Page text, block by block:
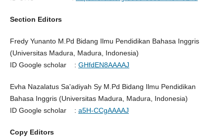
Section Editors
Fredy Yunanto M.Pd Bidang Ilmu Pendidikan Bahasa Inggris
(Universitas Madura, Madura, Indonesia)
ID Google scholar : GHfdEN8AAAAJ
Evha Nazalatus Sa'adiyah Sy M.Pd Bidang Ilmu Pendidikan
Bahasa Inggris (Universitas Madura, Madura, Indonesia)
ID Google scholar : a5H-CCgAAAAJ
Copy Editors